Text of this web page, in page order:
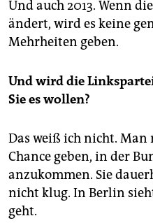
Und auch 2013. Wenn
ändert, wird es keine
Mehrheiten geben.
Und wird die
Sie es wollen?
Das weiß ich nicht.
Chance geben, in der
anzukommen. Sie
nicht klug. In Berlin
geht.